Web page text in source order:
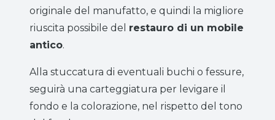
originale del manufatto, e quindi la migliore
riuscita possibile del restauro di un mobile
antico.
Alla stuccatura di eventuali buchi o fessure,
seguirà una carteggiatura per levigare il
fondo e la colorazione, nel rispetto del tono